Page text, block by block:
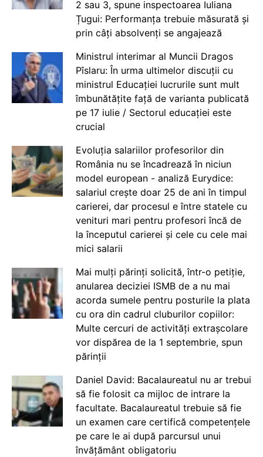
2 sau 3, spune inspectoarea Iuliana
Țugui: Performanța trebuie măsurată și
prin câți absolvenți se angajează
Ministrul interimar al Muncii Dragos
Pîslaru: În urma ultimelor discuții cu
ministrul Educației lucrurile sunt mult
îmbunătățite față de varianta publicată
pe 17 iulie / Sectorul educației este
crucial
Evoluția salariilor profesorilor din
România nu se încadrează în niciun
model european - analiză Eurydice:
salariul crește doar 25 de ani în timpul
carierei, dar procesul e între statele cu
venituri mari pentru profesori încă de
la începutul carierei și cele cu cele mai
mici salarii
Mai mulți părinți solicită, într-o petiție,
anularea deciziei ISMB de a nu mai
acorda sumele pentru posturile la plata
cu ora din cadrul cluburilor copiilor:
Multe cercuri de activități extrașcolare
vor dispărea de la 1 septembrie, spun
părinții
Daniel David: Bacalaureatul nu ar trebui
să fie folosit ca mijloc de intrare la
facultate. Bacalaureatul trebuie să fie
un examen care certifică competențele
pe care le ai după parcursul unui
învățământ obligatoriu